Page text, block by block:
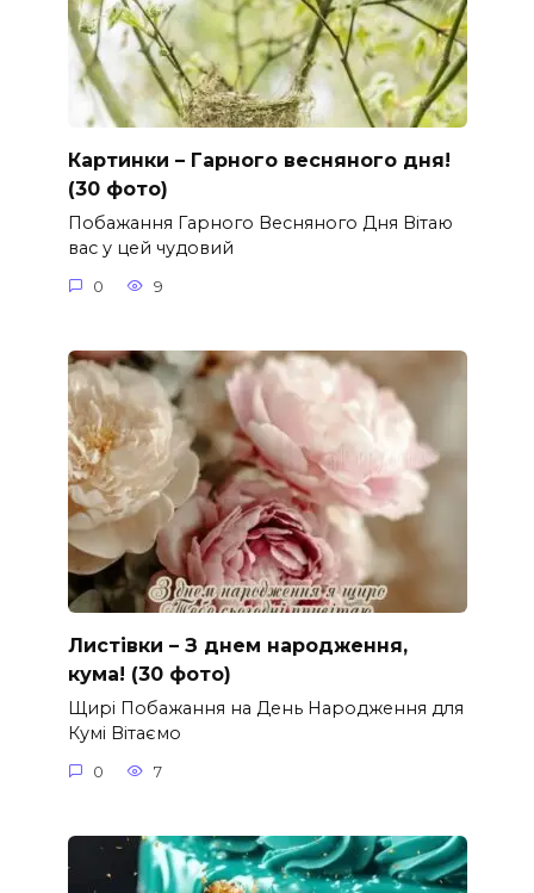
Картинки – Гарного весняного дня!
(30 фото)
Побажання Гарного Весняного Дня Вітаю
вас у цей чудовий
0 9
Листівки – З днем народження,
кума! (30 фото)
Щирі Побажання на День Народження для
Кумі Вітаємо
0 7